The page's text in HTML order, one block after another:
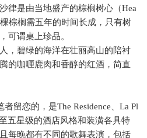
律是由当地盛产的棕榈树心（Hea
棕榈需五年的时间长成，只有树
可谓桌上珍品。
，碧绿的海洋在壮丽高山的陪衬
的咖喱鹿肉和香醇的红酒，简直
者留恋的，是The Residence、 La Pl
五星级的酒店风格和装潢各具特
每晚都有不同的歌舞表演，包括